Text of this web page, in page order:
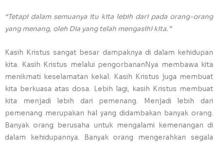
“Tetapi dalam semuanya itu kita lebih dari pada orang-orang
yang menang, oleh Dia yang telah mengasihi kita.”
Kasih Kristus sangat besar dampaknya di dalam kehidupan
kita. Kasih Kristus melalui pengorbananNya membawa kita
menikmati keselamatan kekal. Kasih Kristus juga membuat
kita berkuasa atas dosa. Lebih lagi, kasih Kristus membuat
kita menjadi lebih dari pemenang. Menjadi lebih dari
pemenang merupakan hal yang didambakan banyak orang.
Banyak orang berusaha untuk mengalami kemenangan di
dalam kehidupannya. Banyak orang mengerahkan segala